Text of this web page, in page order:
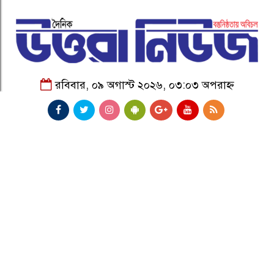
রবিবার, ০৯ অগাস্ট ২০২৬, ০৩:০৩ অপরাহ্ন